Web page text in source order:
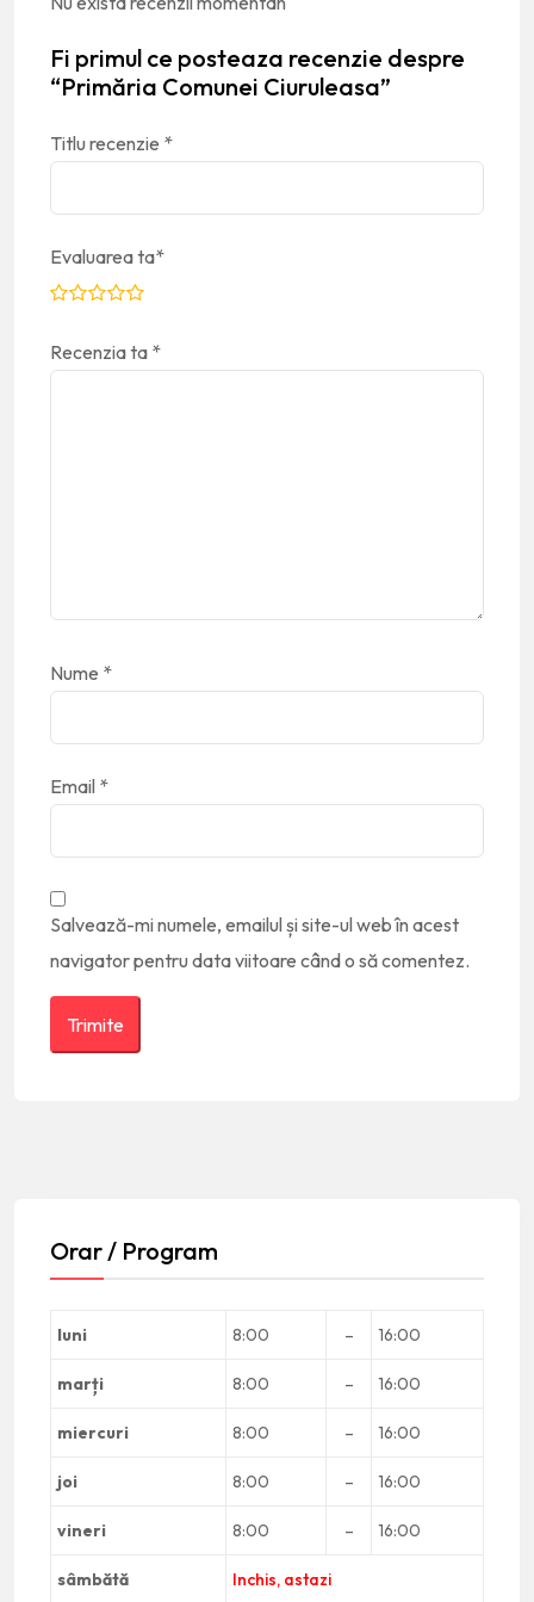
Fi primul ce posteaza recenzie despre
“Primăria Comunei Ciuruleasa”
Titlu recenzie *
Evaluarea ta*
Recenzia ta *
Nume *
Email *
Salvează-mi numele, emailul și site-ul web în acest
navigator pentru data viitoare când o să comentez.
Orar / Program
luni 8:00 – 16:00
marți 8:00 – 16:00
miercuri 8:00 – 16:00
joi 8:00 – 16:00
vineri 8:00 – 16:00
sâmbătă Inchis, astazi